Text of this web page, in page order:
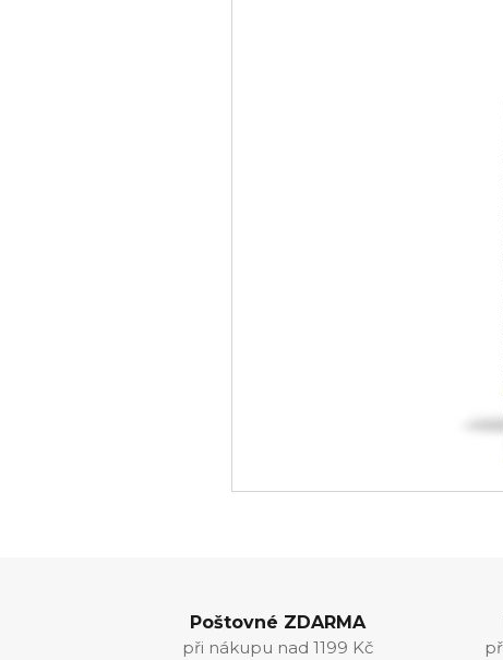
Poštovné ZDARMA
při nákupu nad 1199 Kč